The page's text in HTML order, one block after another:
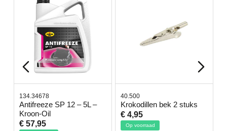
134.34678
Antifreeze SP 12 – 5L –
Kroon-Oil
€ 57,95
40.500
Krokodillen bek 2 stuks
€ 4,95
Op voorraad